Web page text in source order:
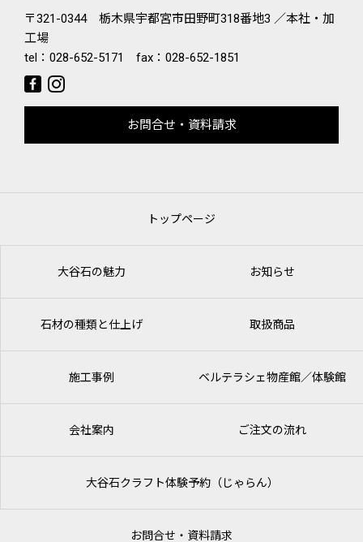
〒321-0344 栃木県宇都宮市田野町318番地3 ／本社・加
工場
tel： 028-652-5171 fax：028-652-1851
お問合せ・資料請求
トップページ
大谷石の魅力 お知らせ
石材の種類と仕上げ 取扱商品
施工事例 ベルテラシェ物産館／体験館
会社案内 ご注文の流れ
大谷石クラフト体験予約（じゃらん）
お問合せ・資料請求